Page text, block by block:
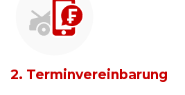
2. Terminvereinbarung